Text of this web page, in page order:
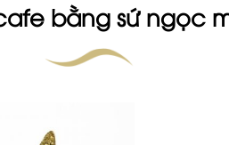
bằng sứ ngọc